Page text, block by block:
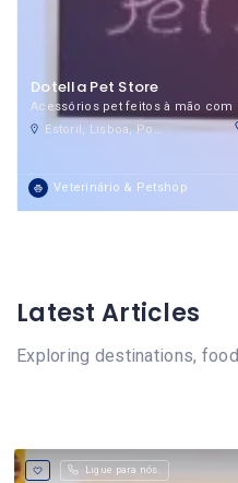
Dotella Pet Store
Estoril, Lisboa, Portugal
Veterinário & Petshop
Latest Articles
Exploring destinations,
Ligue para nós.